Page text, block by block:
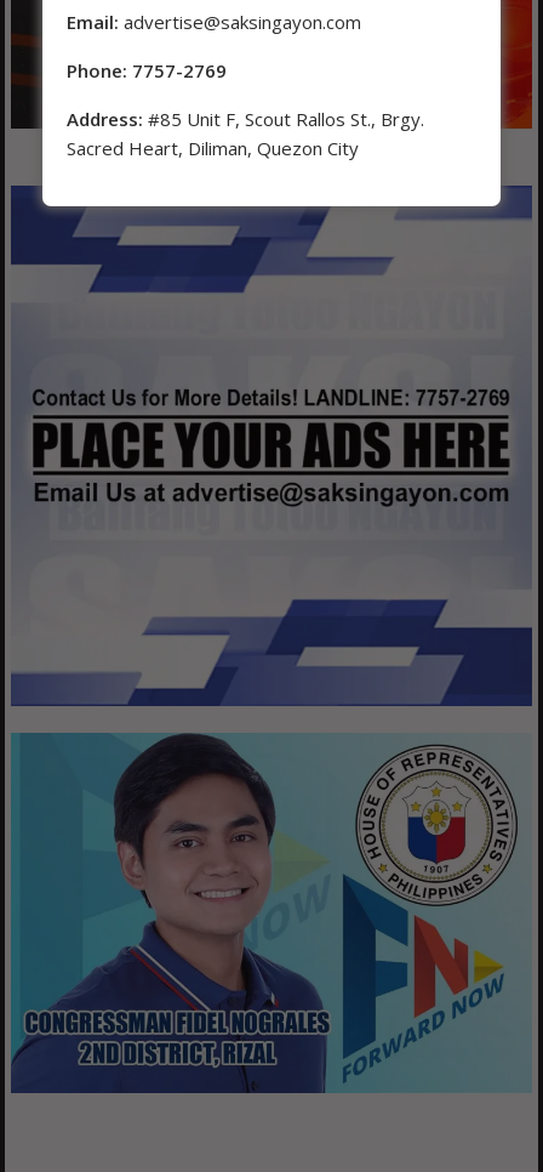
Email: advertise@saksingayon.com
Phone: 7757-2769
Address: #85 Unit F, Scout Rallos St., Brgy.
Sacred Heart, Diliman, Quezon City